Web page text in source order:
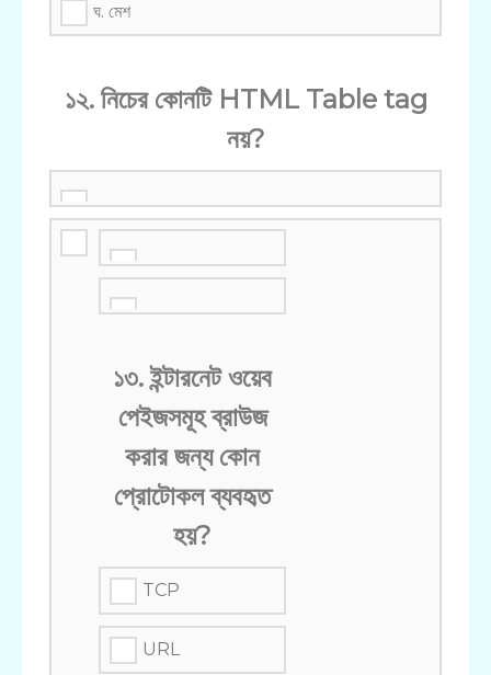
ঘ. মেশ
১২. নিচের কোনটি HTML Table tag
নয়?
১৩. ইন্টারনেট ওয়েব
পেইজসমূহ ব্রাউজ
করার জন্য কোন
প্রোটোকল ব্যবহৃত
হয়?
TCP
URL